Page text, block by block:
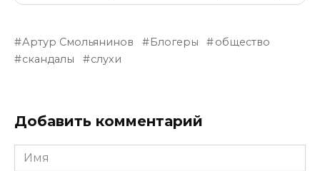
Артур Смольянинов Блогеры
общество
скандалы
слухи
Добавить комментарий
Имя